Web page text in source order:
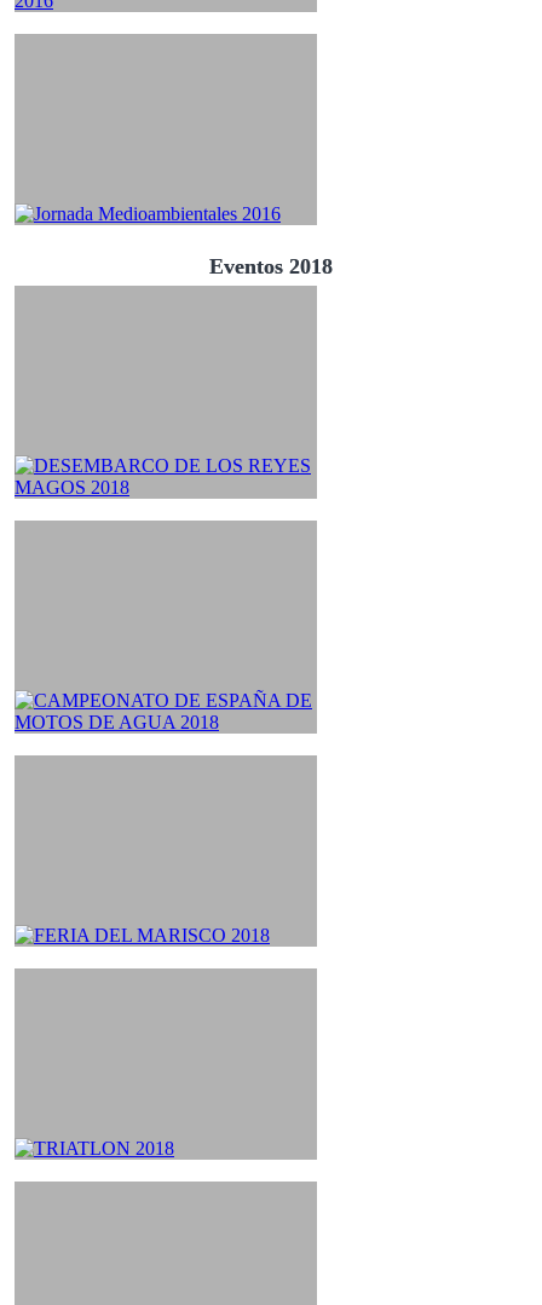
Eventos 2018